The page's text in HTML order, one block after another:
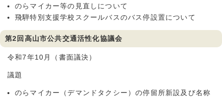
のらマイカー等の見直しについて
飛騨特別支援学校スクールバスのバス停設置について
第2回高山市公共交通活性化協議会
令和7年10月（書面議決）
議題
のらマイカー（デマンドタクシー）の停留所新設及び名称